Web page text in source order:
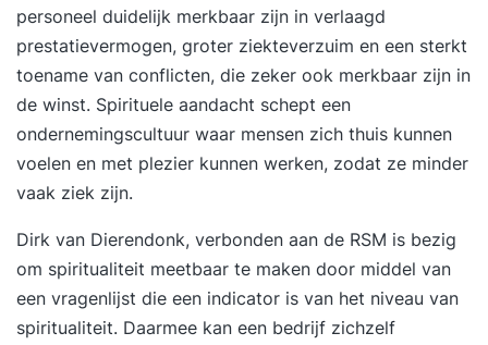
personeel duidelijk merkbaar zijn in verlaagd
prestatievermogen, groter ziekteverzuim en een sterkt
toename van conflicten, die zeker ook merkbaar zijn in
de winst. Spirituele aandacht schept een
ondernemingscultuur waar mensen zich thuis kunnen
voelen en met plezier kunnen werken, zodat ze minder
vaak ziek zijn.
Dirk van Dierendonk, verbonden aan de RSM is bezig
om spiritualiteit meetbaar te maken door middel van
een vragenlijst die een indicator is van het niveau van
spiritualiteit. Daarmee kan een bedrijf zichzelf